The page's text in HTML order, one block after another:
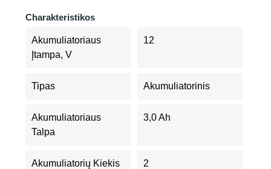
Charakteristikos
Akumuliatoriaus
Įtampa, V
12
Tipas Akumuliatorinis
Akumuliatoriaus
Talpa
3,0 Ah
Akumuliatorių Kiekis 2